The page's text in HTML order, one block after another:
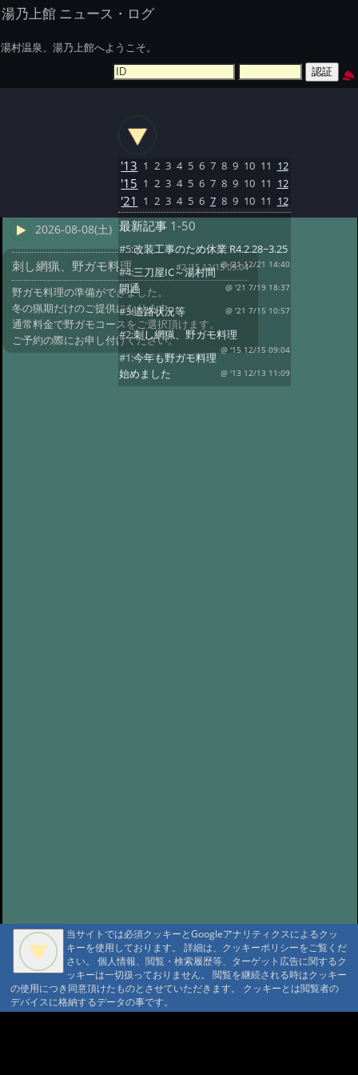
湯乃上館 ニュース・ログ
湯村温泉、湯乃上館へようこそ。
2026-08-08(土)
刺し網猟、野ガモ料理 #2 '15 12/15 09:04
野ガモ料理の準備ができました。
冬の猟期だけのご提供になります。
通常料金で野ガモコースをご選択頂けます。
ご予約の際にお申し付けください。
'13 1 2 3 4 5 6 7 8 9 10 11 12
'15 1 2 3 4 5 6 7 8 9 10 11 12
'21 1 2 3 4 5 6 7 8 9 10 11 12
最新記事 1-50
#5:改装工事のため休業 R4.2.28~3.25
@ '21 12/21 14:40
#4:三刀屋IC～湯村間
開通
@ '21 7/19 18:37
#3:道路状況等 @ '21 7/15 10:57
#2:刺し網猟、野ガモ料理
@ '15 12/15 09:04
#1:今年も野ガモ料理
始めました
@ '13 12/13 11:09
当サイトでは必須クッキーとGoogleアナリティクスによるクッ
キーを使用しております。 詳細は、クッキーポリシーをご覧くだ
さい。 個人情報、閲覧・検索履歴等、ターゲット広告に関するク
ッキーは一切扱っておりません。 閲覧を継続される時はクッキー
の使用につき同意頂けたものとさせていただきます。 クッキーとは閲覧者の
デバイスに格納するデータの事です。